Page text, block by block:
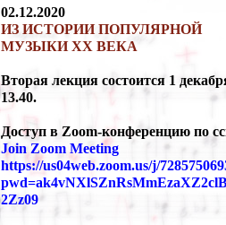
02.12.2020
ИЗ ИСТОРИИ ПОПУЛЯРНОЙ
МУЗЫКИ XX ВЕКА
Вторая лекция состоится 1
13.40.
Доступ в Zoom-конференцию по
Join Zoom Meeting
https://us04web.zoom.us/j/
2Zz09